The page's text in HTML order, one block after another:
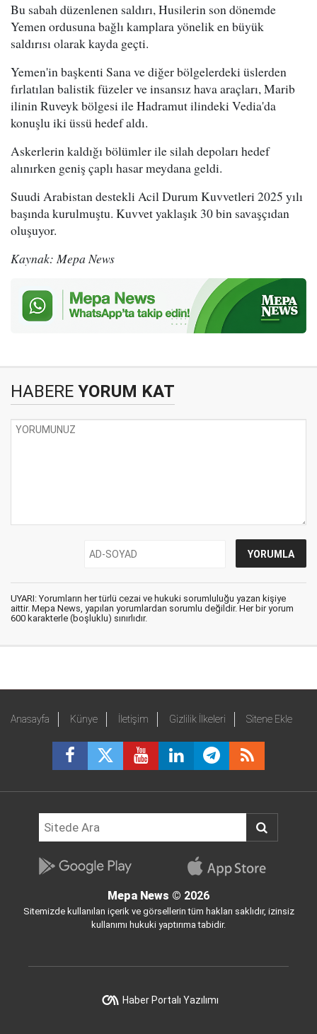
Bu sabah düzenlenen saldırı, Husilerin son dönemde
Yemen ordusuna bağlı kamplara yönelik en büyük
saldırısı olarak kayda geçti.
Yemen'in başkenti Sana ve diğer bölgelerdeki üslerden
fırlatılan balistik füzeler ve insansız hava araçları, Marib
ilinin Ruveyk bölgesi ile Hadramut ilindeki Vedia'da
konuşlu iki üssü hedef aldı.
Askerlerin kaldığı bölümler ile silah depoları hedef
alınırken geniş çaplı hasar meydana geldi.
Suudi Arabistan destekli Acil Durum Kuvvetleri 2025 yılı
başında kurulmuştu. Kuvvet yaklaşık 30 bin savaşçıdan
oluşuyor.
Kaynak: Mepa News
HABERE YORUM KAT
UYARI: Yorumların her türlü cezai ve hukuki sorumluluğu yazan kişiye
aittir. Mepa News, yapılan yorumlardan sorumlu değildir. Her bir yorum
600 karakterle (boşluklu) sınırlıdır.
Anasayfa Künye İletişim Gizlilik İlkeleri Sitene Ekle
Mepa News © 2026
Sitemizde kullanılan içerik ve görsellerin tüm hakları saklıdır, izinsiz
kullanımı hukuki yaptırıma tabidir.
Haber Portalı Yazılımı